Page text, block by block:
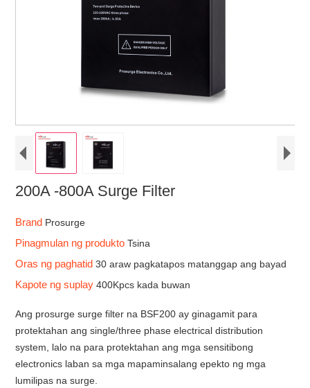
200A -800A Surge Filter
Brand Prosurge
Pinagmulan ng produktoTsina
Oras ng paghatid30 araw pagkatapos matanggap ang bayad
Kapote ng suplay400Kpcs kada buwan
Ang prosurge surge filter na BSF200 ay ginagamit para
protektahan ang single/three phase electrical distribution
system, lalo na para protektahan ang mga sensitibong
electronics laban sa mga mapaminsalang epekto ng mga
lumilipas na surge.